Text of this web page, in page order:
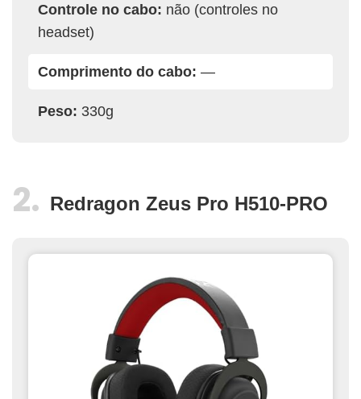
Controle no cabo: não (controles no
headset)
Comprimento do cabo: —
Peso: 330g
Redragon Zeus Pro H510-PRO